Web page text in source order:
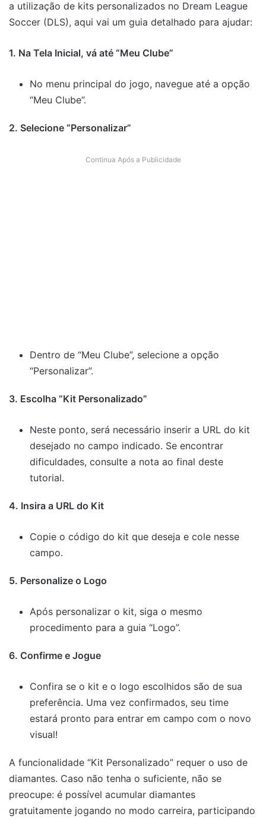
a utilização de kits personalizados no Dream League
Soccer (DLS), aqui vai um guia detalhado para ajudar:
1. Na Tela Inicial, vá até “Meu Clube”
No menu principal do jogo, navegue até a opção
“Meu Clube”.
2. Selecione “Personalizar”
Continua Após a Publicidade
Dentro de “Meu Clube”, selecione a opção
“Personalizar”.
3. Escolha “Kit Personalizado”
Neste ponto, será necessário inserir a URL do kit
desejado no campo indicado. Se encontrar
dificuldades, consulte a nota ao final deste
tutorial.
4. Insira a URL do Kit
Copie o código do kit que deseja e cole nesse
campo.
5. Personalize o Logo
Após personalizar o kit, siga o mesmo
procedimento para a guia “Logo”.
6. Confirme e Jogue
Confira se o kit e o logo escolhidos são de sua
preferência. Uma vez confirmados, seu time
estará pronto para entrar em campo com o novo
visual!
A funcionalidade “Kit Personalizado” requer o uso de
diamantes. Caso não tenha o suficiente, não se
preocupe: é possível acumular diamantes
gratuitamente jogando no modo carreira, participando